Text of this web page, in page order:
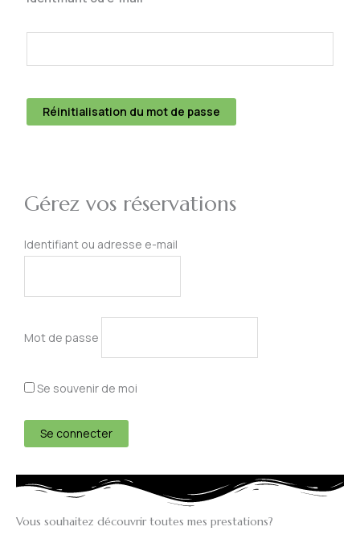
Réinitialisation du mot de passe
Gérez vos réservations
Identifiant ou adresse e-mail
Mot de passe
Se souvenir de moi
Vous souhaitez découvrir toutes mes prestations?